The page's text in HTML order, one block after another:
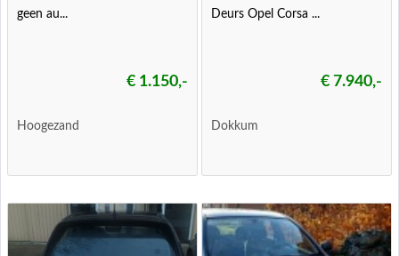
geen au...
€ 1.150,-
Hoogezand
Deurs Opel Corsa ...
€ 7.940,-
Dokkum